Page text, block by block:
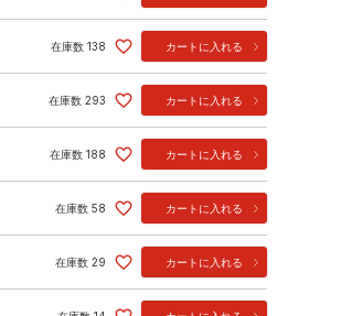
在庫数 138 カートに入れる
在庫数 293 カートに入れる
在庫数 188 カートに入れる
在庫数 58 カートに入れる
在庫数 29 カートに入れる